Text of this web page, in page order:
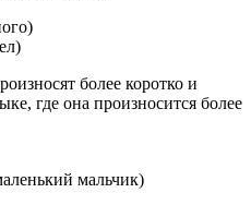
более коротко и
где она произносится более
мальчик)